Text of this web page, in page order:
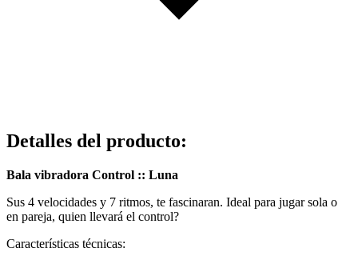
Detalles del producto:
Bala vibradora Control :: Luna
Sus 4 velocidades y 7 ritmos, te fascinaran. Ideal para jugar sola o
en pareja, quien llevará el control?
Características técnicas: